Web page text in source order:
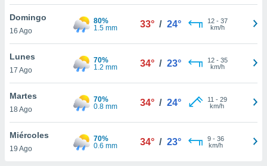
de
Domingo
16 Ago
80%
1.5 mm
33° / 24° 12- 37
km/h
Lunes
17 Ago
70%
1.2 mm
34° / 23° 12- 35
km/h
Martes
18 Ago
70%
0.8 mm
34° / 24° 11 - 29
km/h
Miércoles
19 Ago
70%
0.6 mm
34° / 23° 9- 36
km/h